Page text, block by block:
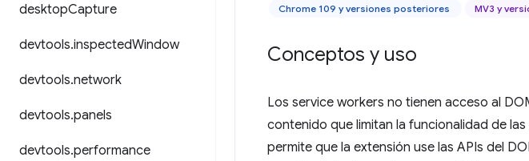
desktopCapture
devtools.inspectedWindow
devtools.network
devtools.panels
devtools.performance
Chrome 109 y versiones posteriores MV3 y
Conceptos y uso
Los service workers no tienen acceso al
contenido que limitan la funcionalidad de
permite que la extensión use las APIs del